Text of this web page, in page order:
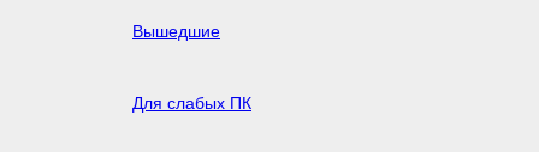
Вышедшие
Для слабых ПК